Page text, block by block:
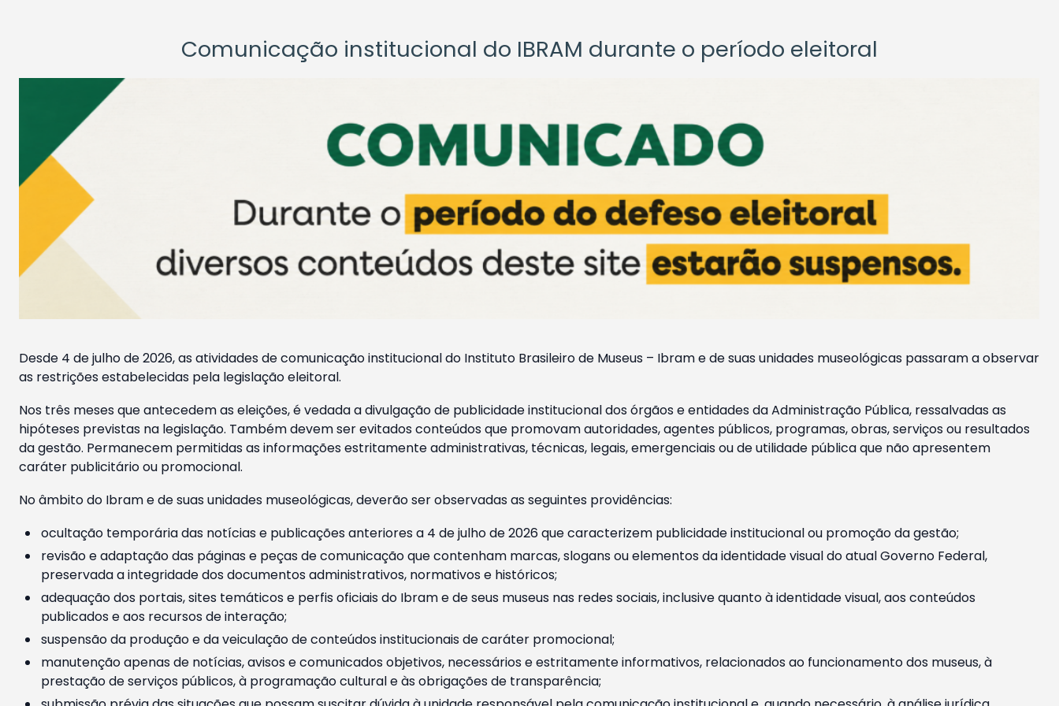
Comunicação institucional do IBRAM durante o período eleitoral
Desde 4 de julho de 2026, as atividades de comunicação institucional do Instituto Brasileiro de Museus – Ibram e de suas unidades museológicas passaram a observar
as restrições estabelecidas pela legislação eleitoral.
Nos três meses que antecedem as eleições, é vedada a divulgação de publicidade institucional dos órgãos e entidades da Administração Pública, ressalvadas as
hipóteses previstas na legislação. Também devem ser evitados conteúdos que promovam autoridades, agentes públicos, programas, obras, serviços ou resultados
da gestão. Permanecem permitidas as informações estritamente administrativas, técnicas, legais, emergenciais ou de utilidade pública que não apresentem
caráter publicitário ou promocional.
No âmbito do Ibram e de suas unidades museológicas, deverão ser observadas as seguintes providências:
ocultação temporária das notícias e publicações anteriores a 4 de julho de 2026 que caracterizem publicidade institucional ou promoção da gestão;
revisão e adaptação das páginas e peças de comunicação que contenham marcas, slogans ou elementos da identidade visual do atual Governo Federal,
preservada a integridade dos documentos administrativos, normativos e históricos;
adequação dos portais, sites temáticos e perfis oficiais do Ibram e de seus museus nas redes sociais, inclusive quanto à identidade visual, aos conteúdos
publicados e aos recursos de interação;
suspensão da produção e da veiculação de conteúdos institucionais de caráter promocional;
manutenção apenas de notícias, avisos e comunicados objetivos, necessários e estritamente informativos, relacionados ao funcionamento dos museus, à
prestação de serviços públicos, à programação cultural e às obrigações de transparência;